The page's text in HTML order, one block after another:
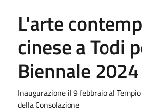
L'arte
cinese a Todi
Biennale 2024
Inaugurazione il 9 febbraio al
della Consolazione